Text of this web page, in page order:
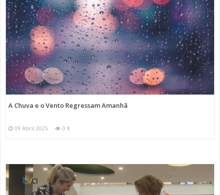
A Chuva e o Vento Regressam Amanhã
09 Abril 2025 0 K